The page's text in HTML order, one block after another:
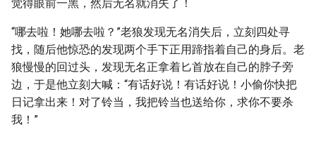
觉得眼前一黑，然后无名就消失了！
“哪去啦！她哪去啦？”老狼发现无名消失后，立刻四处寻
找，随后他惊恐的发现两个手下正用蹄指着自己的身后。老
狼慢慢的回过头，发现无名正拿着匕首放在自己的脖子旁
边，于是他立刻大喊：“有话好说！有话好说！小偷你快把
日记拿出来！对了铃当，我把铃当也送给你，求你不要杀
我！”